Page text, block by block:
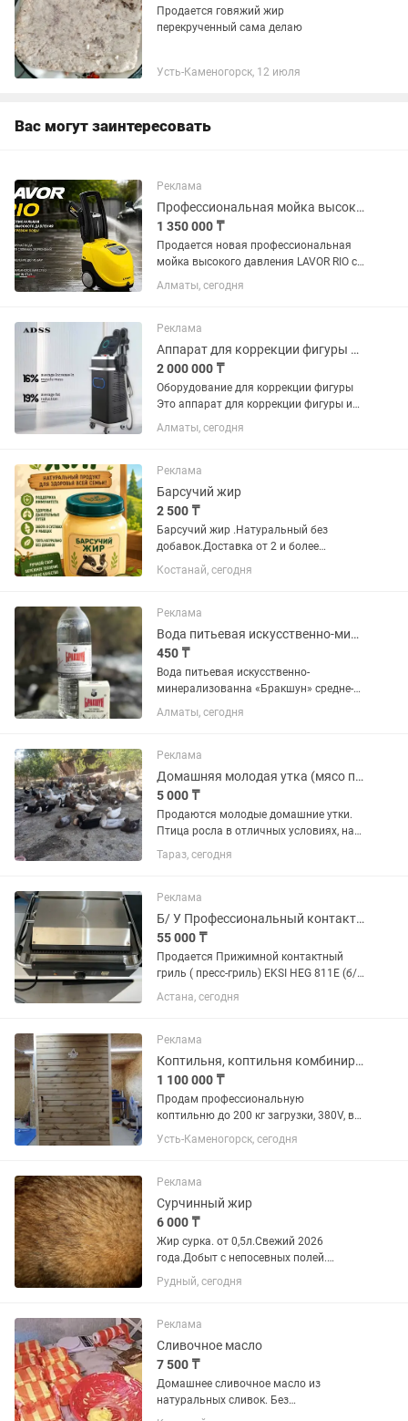
Продается говяжий жир
перекрученный сама делаю
Усть-Каменогорск, 12 июля
Вас могут заинтересовать
Реклама
Профессиональная мойка высокого давления LAVOR RIO (Италия)
1 350 000 ₸
Продается новая профессиональная
мойка высокого давления LAVOR RIO с
функцией нагрева воды. Производство
— Италия. Оборудование полностью
Алматы, сегодня
Реклама
Аппарат для коррекции фигуры и увеличения ягодиц
2 000 000 ₸
Оборудование для коррекции фигуры
Это аппарат для коррекции фигуры и
стимуляции мышц с помощью
технологии HIEMT (High-Intensity
Описание: Аппарат использует...
Алматы, сегодня
Реклама
Барсучий жир
2 500 ₸
Барсучий жир .Натуральный без
добавок.Доставка от 2 и более
баночек.
Костанай, сегодня
Реклама
Вода питьевая искусственно-минерализованная Бракшун
450 ₸
Вода питьевая искусственно-
минерализованна «Бракшун» средне-
газированна, очищенная с помощью
диализной обработки до
Упакована по 6 шт в полиэтилен. Цена
450...
Алматы, сегодня
Реклама
Домашняя молодая утка (мясо по заказу)
5 000 ₸
Продаются молодые домашние утки.
Птица росла в отличных условиях, на
натуральном зерновом откорме без
химии. Мясо мягкое, очень вкусное и не
заранее! Рубим...
Тараз, сегодня
Реклама
Б/ У Профессиональный контактный прижимной электрогриль EKSI HEG - 811E
55 000 ₸
Продается Прижимной контактный
гриль ( пресс-гриль) EKSI HEG 811E (б/
у) для фаст-фуда , кафе, точек с
шаурмой, панини и бургерами. в связи
полностью исправен, ТЭНы греют...
Астана, сегодня
Реклама
Коптильня, коптильня комбинированный
1 100 000 ₸
Продам профессиональную
коптильню до 200 кг загрузки, 380V, в
полной комплектации. Находится: ВКО
Покупали в прошлом году в Костанае
пользовались — состояние новой....
Усть-Каменогорск, сегодня
Реклама
Сурчинный жир
6 000 ₸
Жир сурка. от 0,5л.Свежий 2026
года.Добыт с непосевных полей.
Извлечен на паровой бане. Очень
полезный.
Рудный, сегодня
Реклама
Сливочное масло
7 500 ₸
Домашнее сливочное масло из
натуральных сливок. Без
растительных жиров, консервантов и